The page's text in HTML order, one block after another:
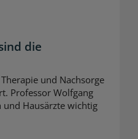
die
und Nachsorge
Professor Wolfgang
Hausärzte wichtig